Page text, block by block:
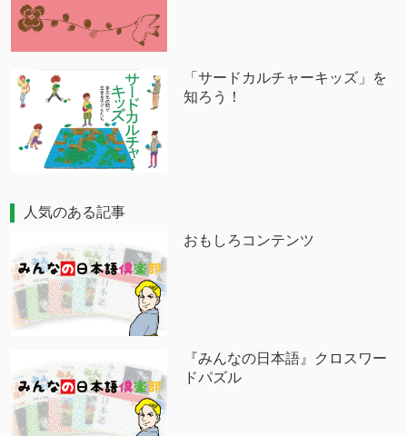
「サードカルチャーキッズ」を
知ろう！
人気のある記事
おもしろコンテンツ
『みんなの日本語』クロスワー
ドパズル